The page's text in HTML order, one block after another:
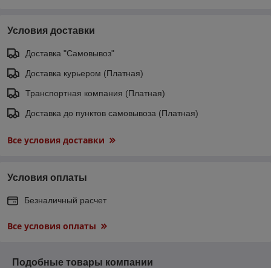
Условия доставки
Доставка "Самовывоз"
Доставка курьером (Платная)
Транспортная компания (Платная)
Доставка до пунктов самовывоза (Платная)
Все условия доставки
Условия оплаты
Безналичный расчет
Все условия оплаты
Подобные товары компании